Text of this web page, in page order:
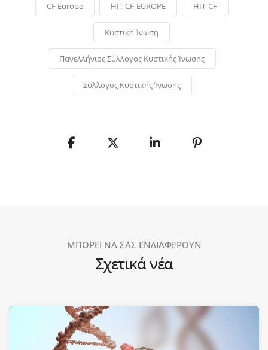
CF Europe HIT CF-EUROPE HIT-CF
Κυστική Ίνωση
Πανελλήνιος Σύλλογος Κυστικής Ίνωσης
Σύλλογος Κυστικής Ίνωσης
ΜΠΟΡΕΙ ΝΑ ΣΑΣ ΕΝΔΙΑΦΕΡΟΥΝ
Σχετικά νέα